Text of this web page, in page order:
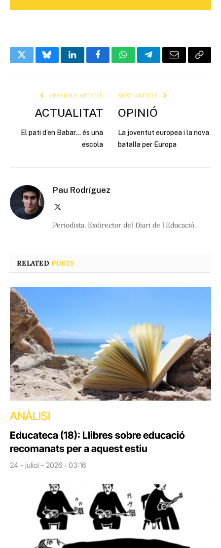
TwitterBlueskyLinkedInFacebookWhatsAppTelegramEmail Copy
PREVIOUS ARTICLE
ACTUALITAT
El pati d’en Babar… és una
escola
NEXT ARTICLE
OPINIÓ
La joventut europea i la nova
batalla per Europa
Pau Rodríguez
Periodista. Exdirector del Diari de l'Educació.
RELATEDPOSTS
ANÀLISI
Educateca (18): Llibres sobre educació
recomanats per a aquest estiu
24 - juliol - 2026 · 03:16